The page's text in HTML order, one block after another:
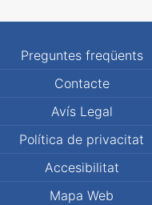
Preguntes freqüents
Contacte
Avís Legal
Política de privacitat
Accesibilitat
Mapa Web